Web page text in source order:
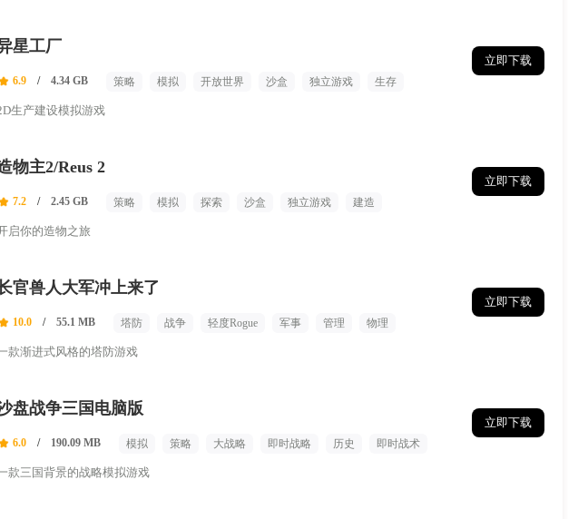
星工厂
6.9 / 4.34 GB 策略 模拟 开放世界 沙盒 独立游戏 生存
生产建设模拟游戏
立即下载
物主2/Reus 2
7.2 / 2.45 GB 策略 模拟 探索 沙盒 独立游戏 建造
启你的造物之旅
立即下载
官兽人大军冲上来了
10.0 / 55.1 MB 塔防 战争 轻度Rogue 军事 管理 物理
款渐进式风格的塔防游戏
立即下载
盘战争三国电脑版
6.0 / 190.09 MB 模拟 策略 大战略 即时战略 历史 即时战术
款三国背景的战略模拟游戏
立即下载